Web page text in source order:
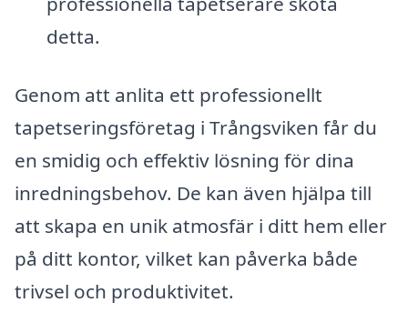
detta.
Genom att anlita ett professionellt
tapetseringsföretag i Trångsviken får du
en smidig och effektiv lösning för dina
inredningsbehov. De kan även hjälpa till
att skapa en unik atmosfär i ditt hem eller
på ditt kontor, vilket kan påverka både
trivsel och produktivitet.